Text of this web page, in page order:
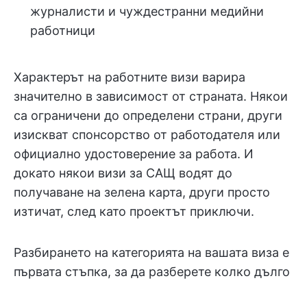
журналисти и чуждестранни медийни
работници
Характерът на работните визи варира
значително в зависимост от страната. Някои
са ограничени до определени страни, други
изискват спонсорство от работодателя или
официално удостоверение за работа. И
докато някои визи за САЩ водят до
получаване на зелена карта, други просто
изтичат, след като проектът приключи.
Разбирането на категорията на вашата виза е
първата стъпка, за да разберете колко дълго